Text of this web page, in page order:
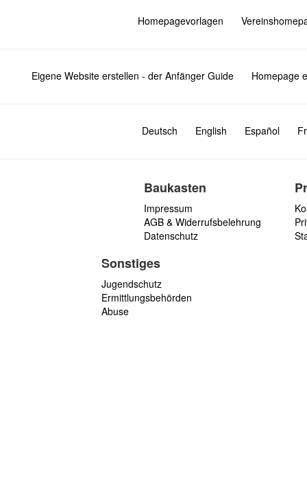
Homepagevorlagen
Eigene Website erstellen - der Anfänger Guide Homepage
Deutsch English Español
Baukasten
Impressum
AGB & Widerrufsbelehrung
Datenschutz
Sonstiges
Jugendschutz
Ermittlungsbehörden
Abuse